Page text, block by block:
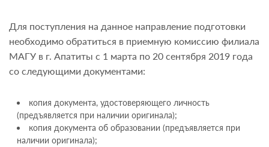
Для поступления на данное направление подготовки
необходимо обратиться в приемную комиссию филиала
МАГУ в г. Апатиты с 1 марта по 20 сентября 2019 года
со следующими документами:
копия документа, удостоверяющего личность
(предъявляется при наличии оригинала);
копия документа об образовании (предъявляется при
наличии оригинала);